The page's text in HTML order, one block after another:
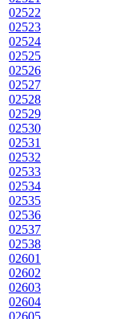
02522
02523
02524
02525
02526
02527
02528
02529
02530
02531
02532
02533
02534
02535
02536
02537
02538
02601
02602
02603
02604
02605